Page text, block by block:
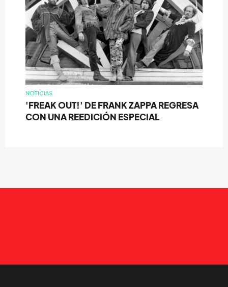
NOTICIAS
'FREAK OUT!' DE FRANK ZAPPA REGRESA
CON UNA REEDICIÓN ESPECIAL